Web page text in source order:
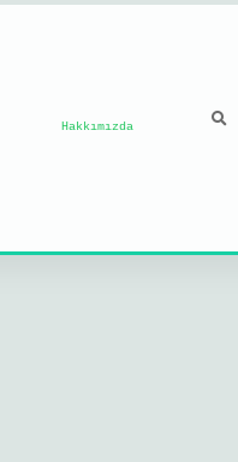
Hakkımızda